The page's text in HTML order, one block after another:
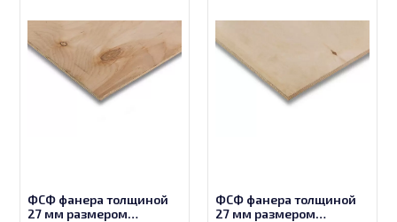
ФСФ фанера толщиной
27 мм размером
ФСФ фанера толщиной
27 мм размером